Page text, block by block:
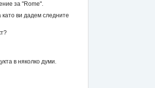
за "Rome".
ви дадем следните
в няколко думи.